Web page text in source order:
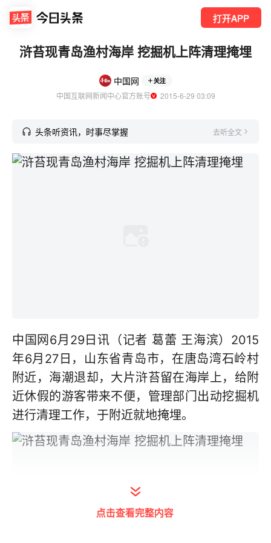
打开APP
浒苔现青岛渔村海岸 挖掘机上阵清理掩埋
中国网 关注
中国互联网新闻中心官方账号
  2015-6-29 03:09
头条听资讯，时事尽掌握 去听全文
中国网6月29日讯（记者 葛蕾 王海滨）2015
年6月27日，山东省青岛市，在唐岛湾石岭村
附近，海潮退却，大片浒苔留在海岸上，给附
近休假的游客带来不便，管理部门出动挖掘机
进行清理工作，于附近就地掩埋。
点击查看完整内容